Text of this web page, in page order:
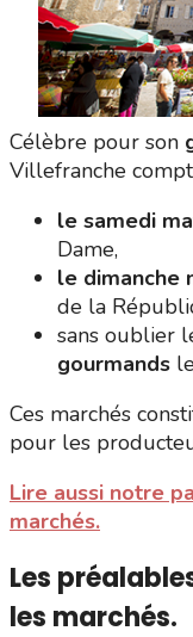
Célèbre pour son
Villefranche
le samedi
Dame,
le dimanche
de la
sans oublier
gourmands
Ces marchés
pour les
Lire aussi notre
marchés.
Les
les marchés.